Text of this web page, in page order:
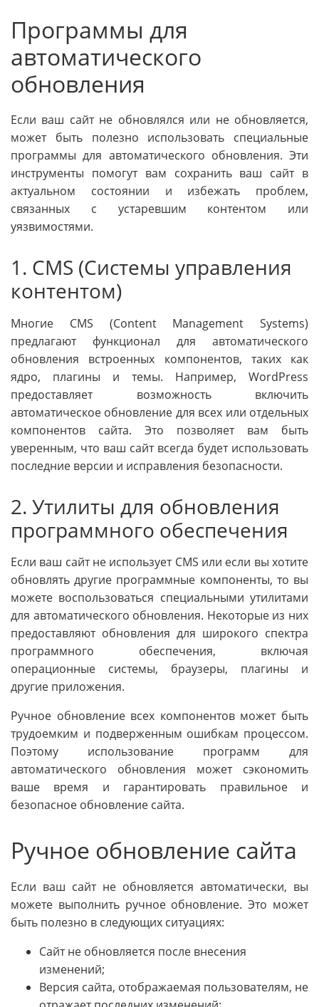
Программы для
автоматического
обновления
Если ваш сайт не обновлялся или не обновляется,
может быть полезно использовать специальные
программы для автоматического обновления. Эти
инструменты помогут вам сохранить ваш сайт в
актуальном состоянии и избежать проблем,
связанных с устаревшим контентом или
уязвимостями.
1. CMS (Системы управления
контентом)
Многие CMS (Content Management Systems)
предлагают функционал для автоматического
обновления встроенных компонентов, таких как
ядро, плагины и темы. Например, WordPress
предоставляет возможность включить
автоматическое обновление для всех или отдельных
компонентов сайта. Это позволяет вам быть
уверенным, что ваш сайт всегда будет использовать
последние версии и исправления безопасности.
2. Утилиты для обновления
программного обеспечения
Если ваш сайт не использует CMS или если вы хотите
обновлять другие программные компоненты, то вы
можете воспользоваться специальными утилитами
для автоматического обновления. Некоторые из них
предоставляют обновления для широкого спектра
программного обеспечения, включая
операционные системы, браузеры, плагины и
другие приложения.
Ручное обновление всех компонентов может быть
трудоемким и подверженным ошибкам процессом.
Поэтому использование программ для
автоматического обновления может сэкономить
ваше время и гарантировать правильное и
безопасное обновление сайта.
Ручное обновление сайта
Если ваш сайт не обновляется автоматически, вы
можете выполнить ручное обновление. Это может
быть полезно в следующих ситуациях:
Сайт не обновляется после внесения
изменений;
Версия сайта, отображаемая пользователям, не